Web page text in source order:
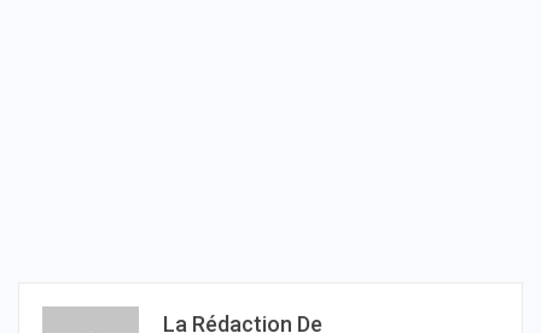
La Rédaction De